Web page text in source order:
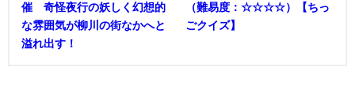
催 奇怪夜行の妖しく幻想的
な雰囲気が柳川の街なかへと
溢れ出す！
（難易度：☆☆☆☆）【ちっ
ごクイズ】